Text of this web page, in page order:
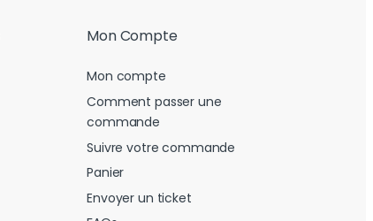
Mon Compte
Mon compte
Comment passer une
commande
Suivre votre commande
Panier
Envoyer un ticket